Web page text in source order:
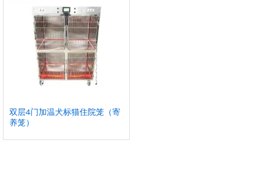
双层4门加温犬标猫住院笼（寄
养笼）